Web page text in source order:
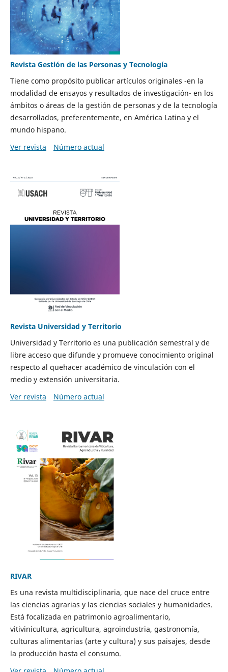
Revista Gestión de las Personas y Tecnología
Tiene como propósito publicar artículos originales -en la
modalidad de ensayos y resultados de investigación- en los
ámbitos o áreas de la gestión de personas y de la tecnología
desarrollados, preferentemente, en América Latina y el
mundo hispano.
Ver revista
Número actual
Revista Universidad y Territorio
Universidad y Territorio es una publicación semestral y de
libre acceso que difunde y promueve conocimiento original
respecto al quehacer académico de vinculación con el
medio y extensión universitaria.
Ver revista
Número actual
RIVAR
Es una revista multidisciplinaria, que nace del cruce entre
las ciencias agrarias y las ciencias sociales y humanidades.
Está focalizada en patrimonio agroalimentario,
vitivinicultura, agricultura, agroindustria, gastronomía,
culturas alimentarias (arte y cultura) y sus paisajes, desde
la producción hasta el consumo.